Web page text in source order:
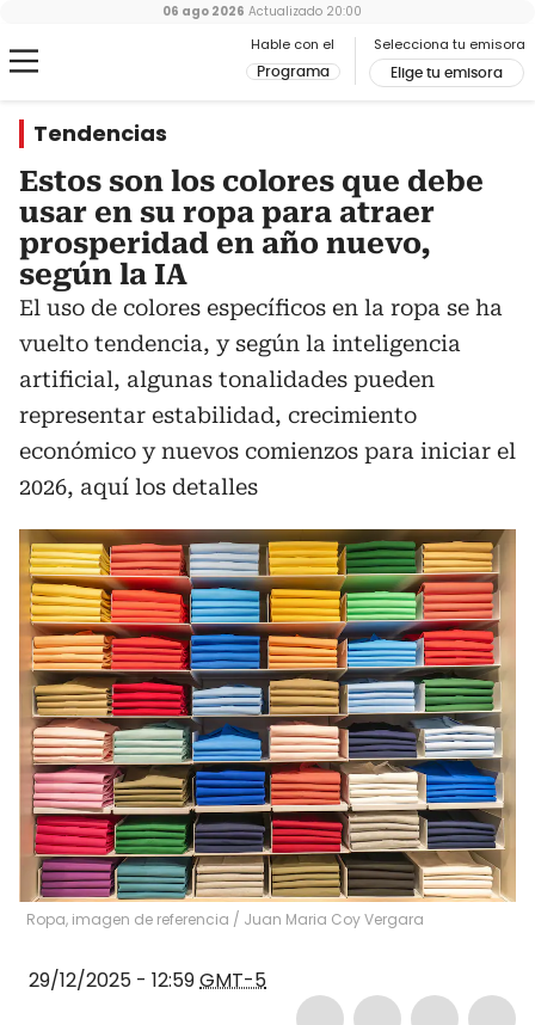
Hable con el
Programa
Selecciona tu emisora
Elige tu emisora
06 ago 2026 Actualizado 20:00
Tendencias
Estos son los colores que debe
usar en su ropa para atraer
prosperidad en año nuevo,
según la IA
El uso de colores específicos en la ropa se ha
vuelto tendencia, y según la inteligencia
artificial, algunas tonalidades pueden
representar estabilidad, crecimiento
económico y nuevos comienzos para iniciar el
2026, aquí los detalles
Ropa, imagen de referencia / Juan Maria Coy Vergara
29/12/2025 - 12:59GMT-5